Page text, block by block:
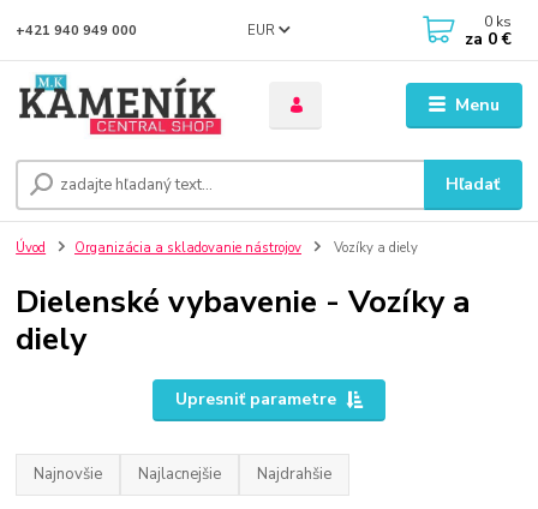
Menu
EUR
Hľadať
+421 940 949 000 0 ks
za 0 €
Úvod Organizácia a skladovanie nástrojov Vozíky a diely
Dielenské vybavenie - Vozíky a
diely
Upresniť parametre
Najnovšie Najlacnejšie Najdrahšie